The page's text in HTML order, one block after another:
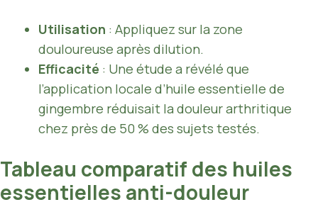
Utilisation : Appliquez sur la zone
douloureuse après dilution.
Efficacité : Une étude a révélé que
l’application locale d’huile essentielle de
gingembre réduisait la douleur arthritique
chez près de 50 % des sujets testés.
Tableau comparatif des huiles
essentielles anti-douleur